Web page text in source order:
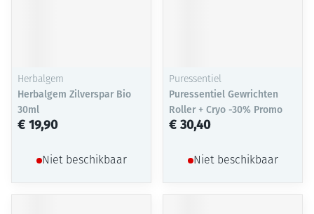
Herbalgem
Herbalgem Zilverspar Bio
30ml
€ 19,90
Niet beschikbaar
Puressentiel
Puressentiel Gewrichten
Roller + Cryo -30% Promo
€ 30,40
Niet beschikbaar